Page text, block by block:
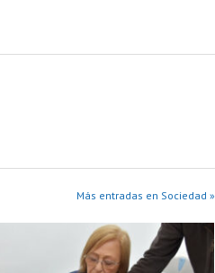
Más entradas en Sociedad »